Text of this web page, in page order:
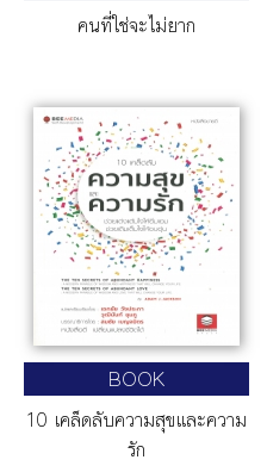
คนที่ใช่จะไม่ยาก
BOOK
10 เคล็ดลับความสุขและความ
รัก